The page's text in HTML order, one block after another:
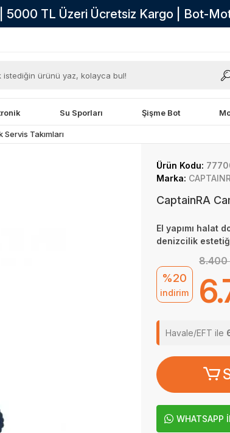
5000 TL Üzeri Ücretsiz Kargo | Bot-
Su Sporları Şişme Bot
Servis Takımları
Ürün Kodu:
Marka:
CaptainRA
El yapımı halat
denizcilik
%20
indirim
8.400
Havale/EFT ile
WHATSAPP